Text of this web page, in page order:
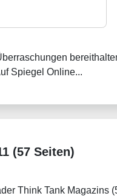
Spiegel Online...
(57 Seiten)
Think Tank Magazins